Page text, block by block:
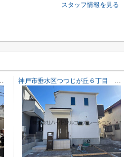
スタッフ情報を見る